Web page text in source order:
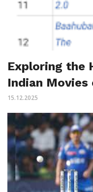
Exploring the
Indian Movies
15.12.2025